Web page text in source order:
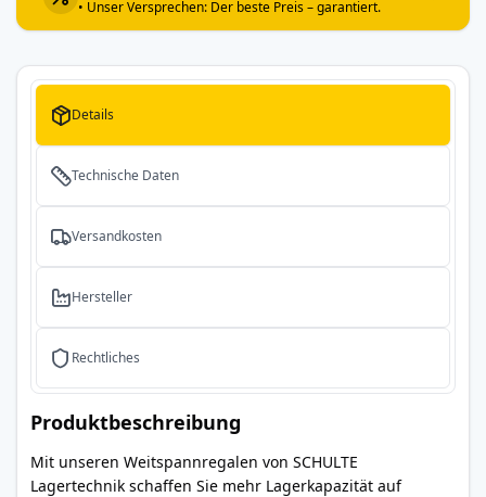
• Unser Versprechen: Der beste Preis – garantiert.
Details
Technische Daten
Versandkosten
Hersteller
Rechtliches
Produktbeschreibung
Mit unseren Weitspannregalen von SCHULTE
Lagertechnik schaffen Sie mehr Lagerkapazität auf